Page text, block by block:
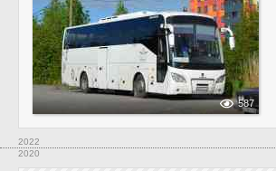
587
2022
2020